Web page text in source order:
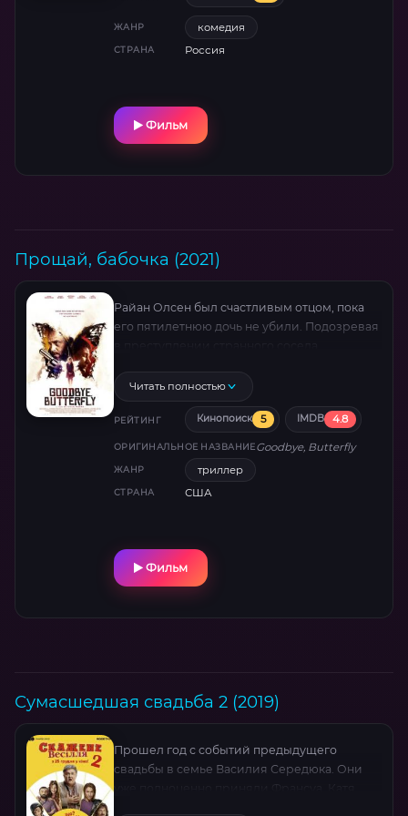
торжествует...
ЖАНР комедия
СТРАНА Россия
Фильм
Прощай, бабочка (2021)
Райан Олсен был счастливым отцом, пока
его пятилетнюю дочь не убили. Подозревая
вершить собственное правосудие.
Читать полностью
РЕЙТИНГ Кинопоиск 5 IMDB 4.8
ОРИГИНАЛЬНОЕ НАЗВАНИЕGoodbye, Butterfly
ЖАНР триллер
СТРАНА США
Фильм
Сумасшедшая свадьба 2 (2019)
Прошел год с событий предыдущего
свадьбы в семье Василия Середюка. Они